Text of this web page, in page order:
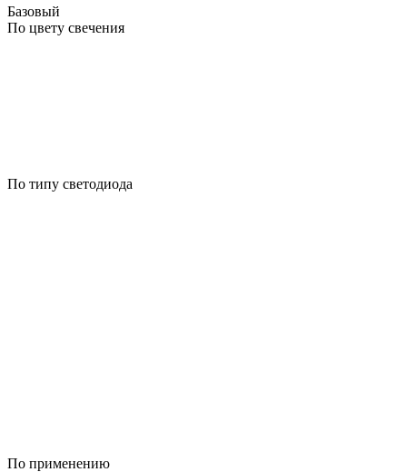
Базовый
По цвету свечения
По типу светодиода
По применению